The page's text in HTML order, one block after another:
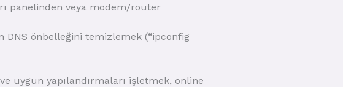
panelinden veya modem/router
DNS önbelleğini temizlemek (“ipconfig
uygun yapılandırmaları işletmek, online